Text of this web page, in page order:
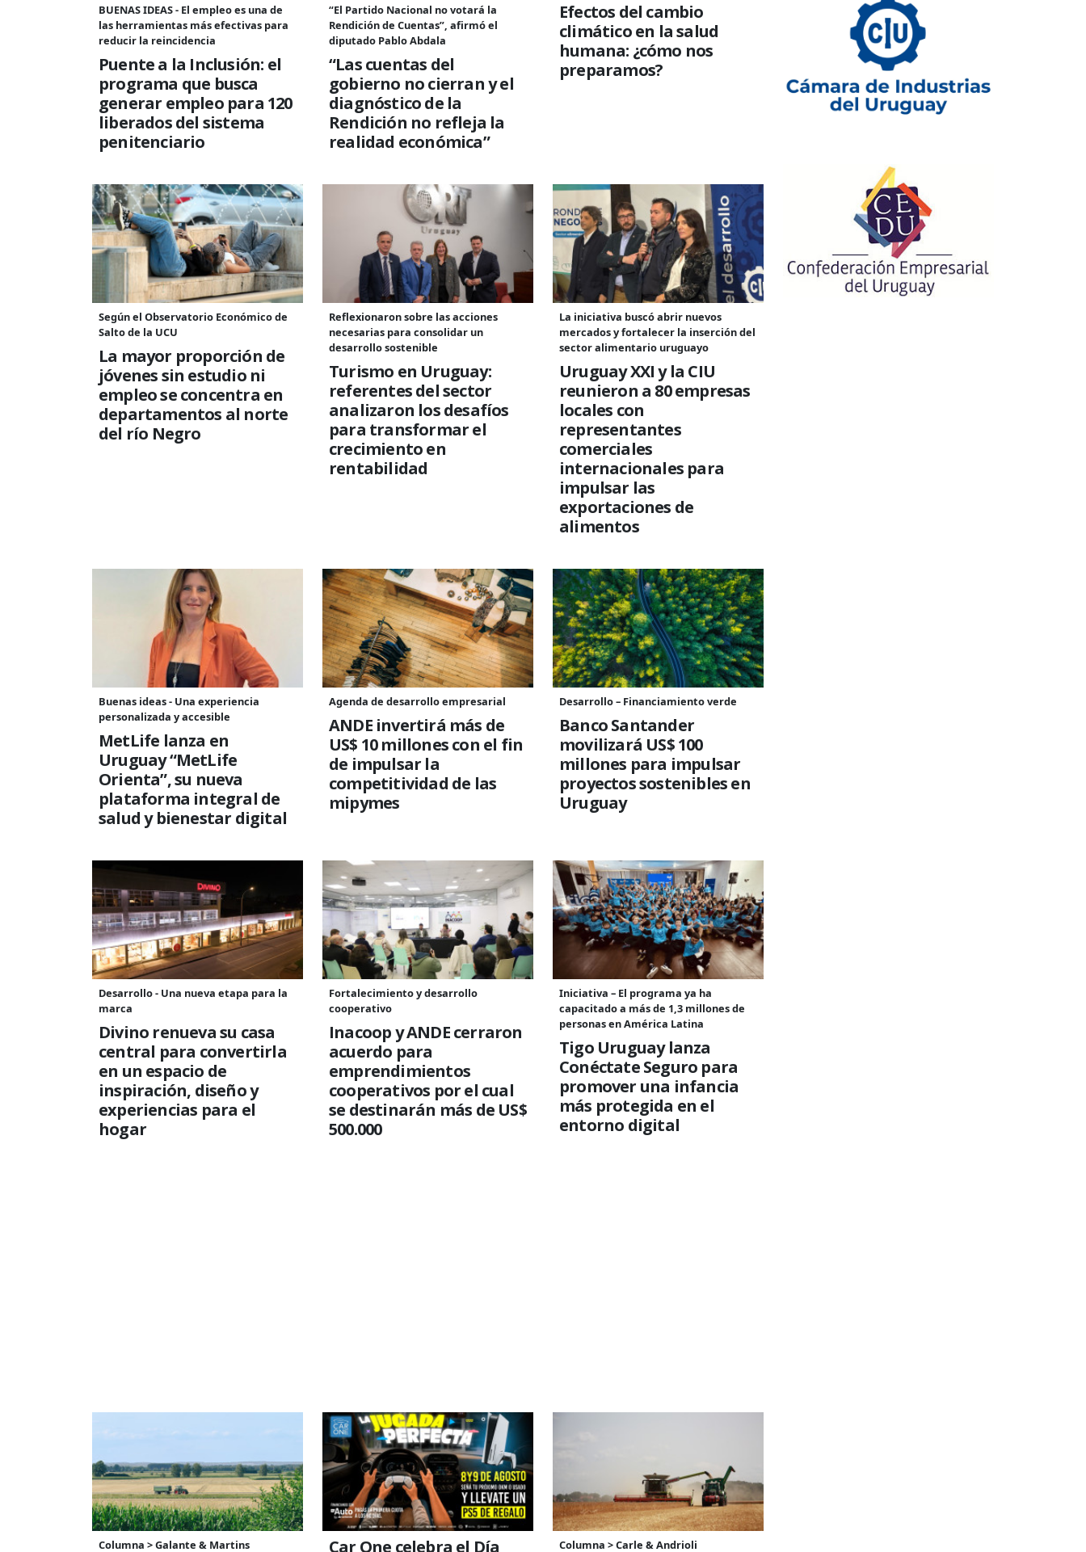
BUENAS IDEAS - El empleo es una de
las herramientas más efectivas para
reducir la reincidencia
Puente a la Inclusión: el
programa que busca
generar empleo para 120
liberados del sistema
penitenciario
“El Partido Nacional no votará la
Rendición de Cuentas”, afirmó el
diputado Pablo Abdala
“Las cuentas del
gobierno no cierran y el
diagnóstico de la
Rendición no refleja la
realidad económica”
Efectos del cambio
climático en la salud
humana: ¿cómo nos
preparamos?
Según el Observatorio Económico de
Salto de la UCU
La mayor proporción de
jóvenes sin estudio ni
empleo se concentra en
departamentos al norte
del río Negro
Reflexionaron sobre las acciones
necesarias para consolidar un
desarrollo sostenible
Turismo en Uruguay:
referentes del sector
analizaron los desafíos
para transformar el
crecimiento en
rentabilidad
La iniciativa buscó abrir nuevos
mercados y fortalecer la inserción del
sector alimentario uruguayo
Uruguay XXI y la CIU
reunieron a 80 empresas
locales con
representantes
comerciales
internacionales para
impulsar las
exportaciones de
alimentos
Buenas ideas - Una experiencia
personalizada y accesible
MetLife lanza en
Uruguay “MetLife
Orienta”, su nueva
plataforma integral de
salud y bienestar digital
Agenda de desarrollo empresarial
ANDE invertirá más de
US$ 10 millones con el fin
de impulsar la
competitividad de las
mipymes
Desarrollo – Financiamiento verde
Banco Santander
movilizará US$ 100
millones para impulsar
proyectos sostenibles en
Uruguay
Desarrollo - Una nueva etapa para la
marca
Divino renueva su casa
central para convertirla
en un espacio de
inspiración, diseño y
experiencias para el
hogar
Fortalecimiento y desarrollo
cooperativo
Inacoop y ANDE cerraron
acuerdo para
emprendimientos
cooperativos por el cual
se destinarán más de US$
500.000
Iniciativa – El programa ya ha
capacitado a más de 1,3 millones de
personas en América Latina
Tigo Uruguay lanza
Conéctate Seguro para
promover una infancia
más protegida en el
entorno digital
Columna > Galante & Martins Car One celebra el Día Columna > Carle & Andrioli